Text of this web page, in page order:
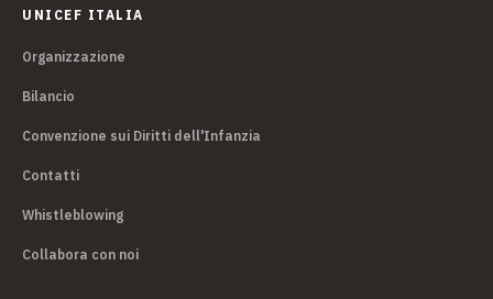
UNICEF ITALIA
Organizzazione
Bilancio
Convenzione sui Diritti dell'Infanzia
Contatti
Whistleblowing
Collabora con noi